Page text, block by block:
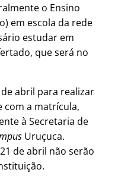
o Ensino
em escola da rede
estudar em
que será no
abril para realizar
com a matrícula,
à Secretaria de
Uruçuca.
de abril não serão